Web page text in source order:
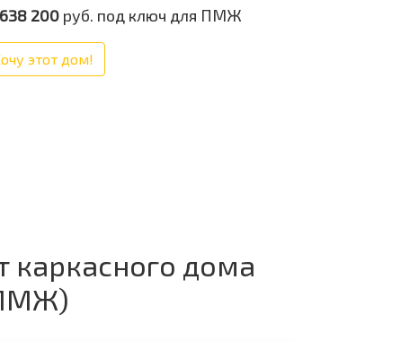
200 руб. под ключ для ПМЖ
этот дом!
каркасного дома